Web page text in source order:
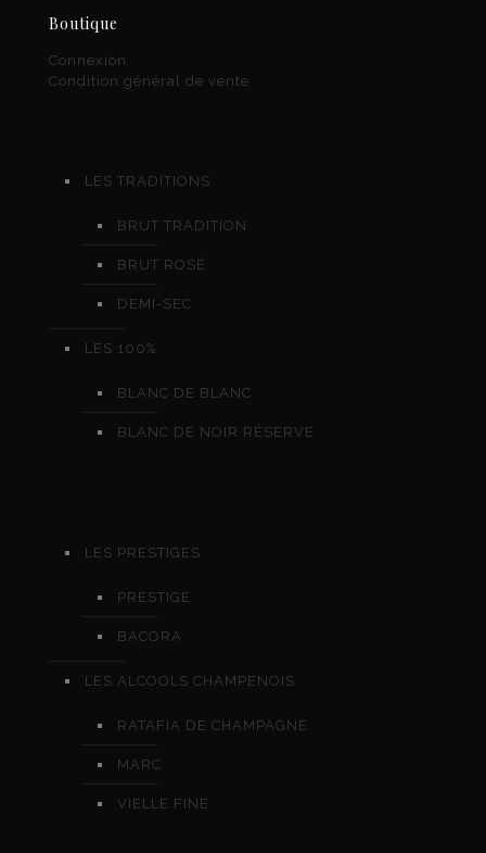
Boutique
Connexion
Condition général de vente
LES TRADITIONS
BRUT TRADITION
BRUT ROSÉ
DEMI-SEC
LES 100%
BLANC DE BLANC
BLANC DE NOIR RÉSERVE
LES PRESTIGES
PRESTIGE
BACORA
LES ALCOOLS CHAMPENOIS
RATAFIA DE CHAMPAGNE
MARC
VIELLE FINE